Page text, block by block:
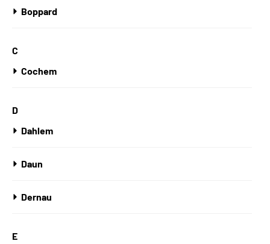
Boppard
C
Cochem
D
Dahlem
Daun
Dernau
E